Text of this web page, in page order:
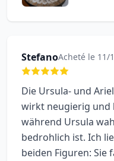
StefanoAcheté le 11/
Die Ursula- und
wirkt neugierig und
während Ursula
bedrohlich ist. Ich
beiden Figuren: